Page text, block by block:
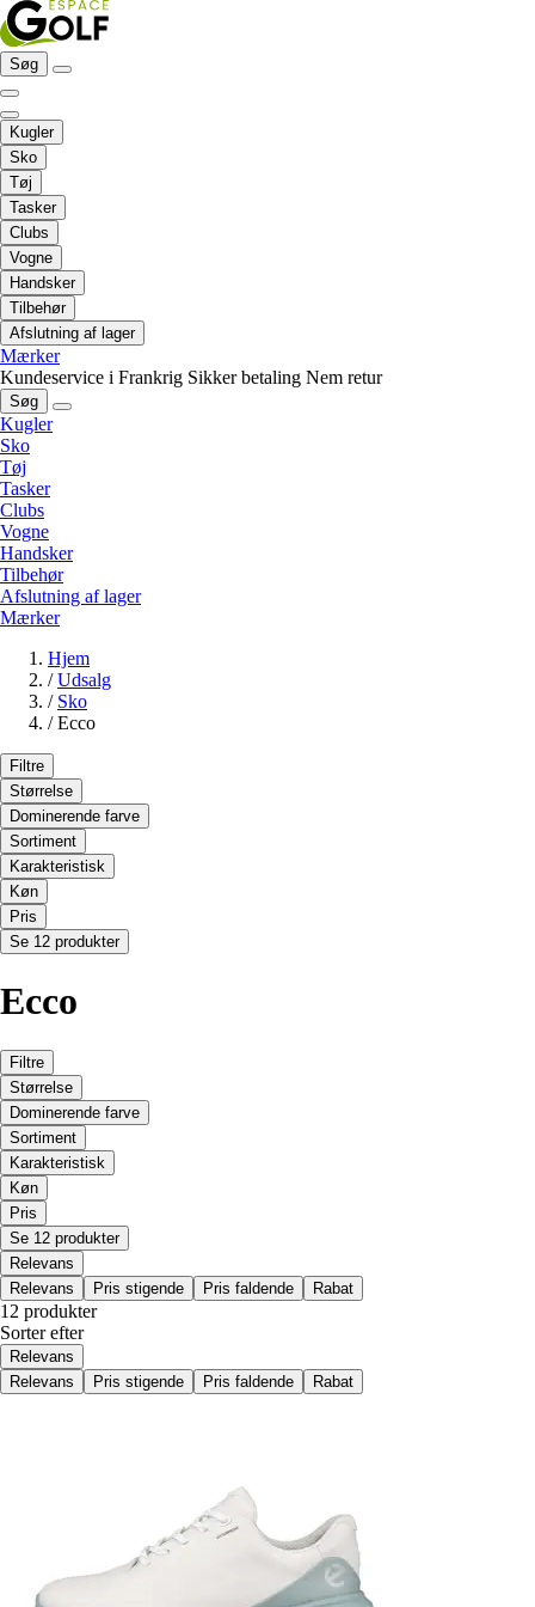
Søg
Kugler
Sko
Tøj
Tasker
Clubs
Vogne
Handsker
Tilbehør
Afslutning af lager
Mærker
Kundeservice i Frankrig Sikker betaling Nem retur
Søg
Kugler
Sko
Tøj
Tasker
Clubs
Vogne
Handsker
Tilbehør
Afslutning af lager
Mærker
Hjem
/ Udsalg
/ Sko
/ Ecco
Filtre
Størrelse
Dominerende farve
Sortiment
Karakteristisk
Køn
Pris
Se 12 produkter
Ecco
Filtre
Størrelse
Dominerende farve
Sortiment
Karakteristisk
Køn
Pris
Se 12 produkter
Relevans
Relevans
Pris stigende Pris faldende Rabat
12 produkter
Sorter efter
Relevans
Relevans
Pris stigende Pris faldende Rabat